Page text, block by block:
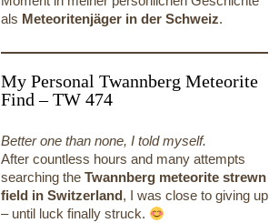
als Meteoritenjäger in der Schweiz.
My Personal Twannberg Meteorite
Find – TW 474
Better one than none, I told myself.
After countless hours and many attempts
searching theTwannberg meteorite strewn
field in Switzerland, I was close to giving up
– until luck finally struck.